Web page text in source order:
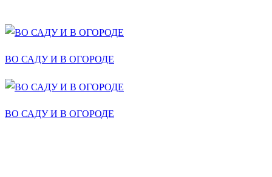
ВО САДУ И В ОГОРОДЕ
ВО САДУ И В ОГОРОДЕ